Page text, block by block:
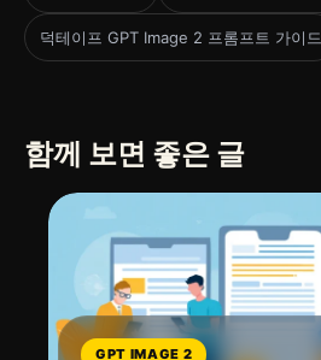
덕테이프 GPT Image 2 프롬프트 가이드
함께 보면 좋은 글
GPT IMAGE 2